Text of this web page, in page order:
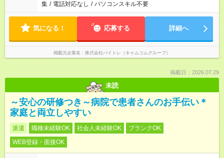
集 / 電話対応なし / パソコンスキル不要
気になる！ 応募する 詳細へ
掲載元企業名 株式会社バイトレ（キャムコムグループ）
掲載日：2026.07.29
未読
～安心の研修つき～病院で患者さんのお手伝い＊
家庭と両立しやすい
派遣 職種未経験OK 社会人未経験OK
ブランクOK
WEB登録・面接OK